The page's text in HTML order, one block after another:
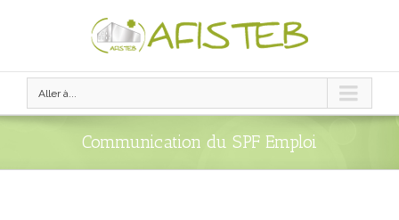
Aller à...
Communication du SPF Emploi